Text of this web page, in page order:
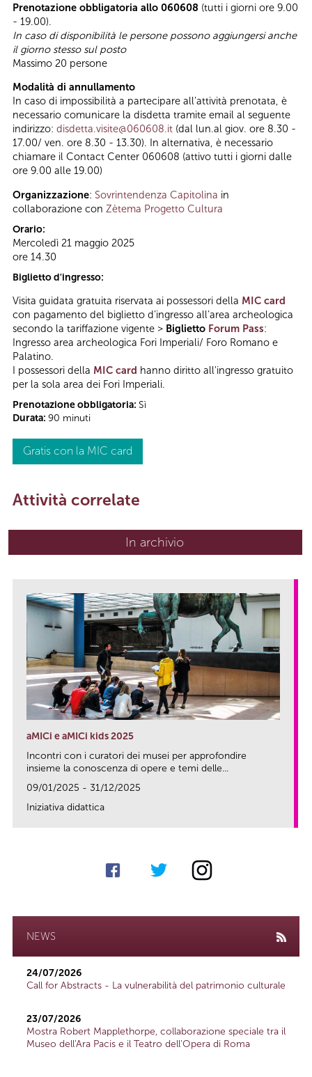
Prenotazione obbligatoria allo 060608 (tutti i giorni ore 9.00
- 19.00).
In caso di disponibilità le persone possono aggiungersi anche
il giorno stesso sul posto
Massimo 20 persone
Modalità di annullamento
In caso di impossibilità a partecipare all’attività prenotata, è
necessario comunicare la disdetta tramite email al seguente
indirizzo: disdetta.visite@060608.it (dal lun.al giov. ore 8.30 -
17.00/ ven. ore 8.30 - 13.30). In alternativa, è necessario
chiamare il Contact Center 060608 (attivo tutti i giorni dalle
ore 9.00 alle 19.00)
Organizzazione: Sovrintendenza Capitolina in
collaborazione con Zètema Progetto Cultura
Orario:
Mercoledì 21 maggio 2025
ore 14.30
Biglietto d'ingresso:
Visita guidata gratuita riservata ai possessori della MIC card
con pagamento del biglietto d’ingresso all’area archeologica
secondo la tariffazione vigente > Biglietto Forum Pass:
Ingresso area archeologica Fori Imperiali/ Foro Romano e
Palatino.
I possessori della MIC card hanno diritto all'ingresso gratuito
per la sola area dei Fori Imperiali.
Prenotazione obbligatoria: Sì
Durata: 90 minuti
Gratis con la MIC card
Attività correlate
In archivio
aMICi e aMICi kids 2025
Incontri con i curatori dei musei per approfondire
insieme la conoscenza di opere e temi delle...
09/01/2025 - 31/12/2025
Iniziativa didattica
NEWS
24/07/2026
Call for Abstracts - La vulnerabilità del patrimonio culturale
23/07/2026
Mostra Robert Mapplethorpe, collaborazione speciale tra il
Museo dell'Ara Pacis e il Teatro dell'Opera di Roma